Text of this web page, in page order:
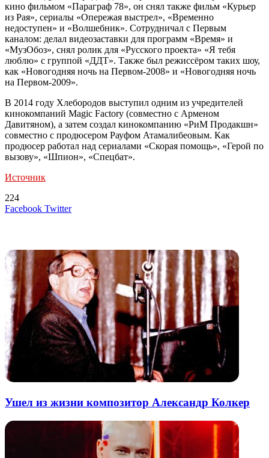
кино фильмом «Параграф 78», он снял также фильм «Курьер
из Рая», сериалы «Опережая выстрел», «Временно
недоступен» и «Волшебник». Сотрудничал с Первым
каналом: делал видеозаставки для программ «Время» и
«МузОбоз», снял ролик для «Русского проекта» «Я тебя
люблю» с группой «ДДТ». Также был режиссёром таких шоу,
как «Новогодняя ночь на Первом-2008» и «Новогодняя ночь
на Первом-2009».
В 2014 году Хлебородов выступил одним из учредителей
кинокомпаний Magic Factory (совместно с Арменом
Давитяном), а затем создал кинокомпанию «РиМ Продакшн»
совместно с продюсером Рауфом Атамалибеовым. Как
продюсер работал над сериалами «Скорая помощь», «Герой по
вызову», «Шпион», «Спецбат».
Источник
224
Facebook TwitterLinkedIn
Tumblr
Reddit
Вконтакте
Одноклассники
Skype
Messenger
Messenger
WhatsApp
Telegram
Viber
Line
Поделиться
Печатать
Ушел из жизни композитор Александр Колкер